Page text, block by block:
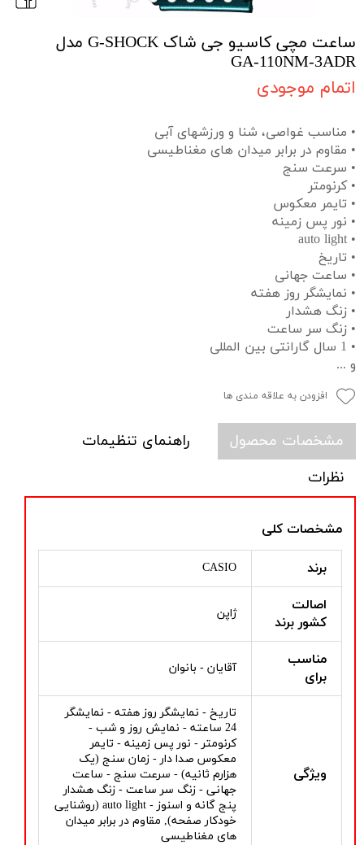
ساعت مچی کاسیو جی شاک G-SHOCK مدل
GA-110NM-3ADR
اتمام موجودی
• مناسب غواصی، شنا و ورزشهای آبی
• مقاوم در برابر میدان های مغناطیسی
• سرعت سنج
• کرنومتر
• تایمر معکوس
• نور پس زمینه
• auto light
• تاریخ
• ساعت جهانی
• نمایشگر روز هفته
• زنگ هشدار
• زنگ سر ساعت
• 1 سال گارانتی بین المللی
و ...
افزودن به علاقه مندی ها
مشخصات محصول
راهنمای تنظیمات
نظرات
مشخصات کلی
برند CASIO
اصالت
کشور برند
ژاپن
مناسب
برای
آقایان - بانوان
ویژگی
تاریخ - نمایشگر روز هفته - نمایشگر
24 ساعته - نمایش روز و شب -
کرنومتر - نور پس زمینه - تایمر
معکوس صدا دار - زمان سنج (یک
هزارم ثانیه) - سرعت سنج - ساعت
جهانی - زنگ سر ساعت - زنگ هشدار
پنج گانه و اسنوز - auto light (روشنایی
خودکار صفحه), مقاوم در برابر میدان
های مغناطیسی